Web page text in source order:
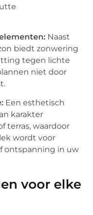
Naast
biedt zonwering
tegen lichte
niet door
Een esthetisch
karakter
terras, waardoor
wordt voor
ontspanning in uw
voor elke